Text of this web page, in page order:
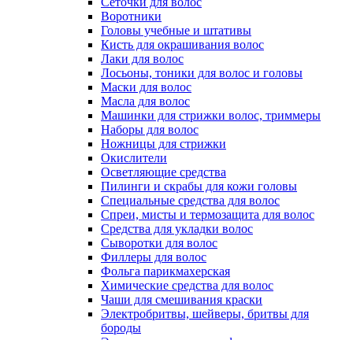
Воротники
Головы учебные и штативы
Кисть для окрашивания волос
Лаки для волос
Лосьоны, тоники для волос и головы
Маски для волос
Масла для волос
Машинки для стрижки волос, триммеры
Наборы для волос
Ножницы для стрижки
Окислители
Осветляющие средства
Пилинги и скрабы для кожи головы
Специальные средства для волос
Спреи, мисты и термозащита для волос
Средства для укладки волос
Сыворотки для волос
Филлеры для волос
Фольга парикмахерская
Химические средства для волос
Чаши для смешивания краски
Электробритвы, шейверы, бритвы для
бороды